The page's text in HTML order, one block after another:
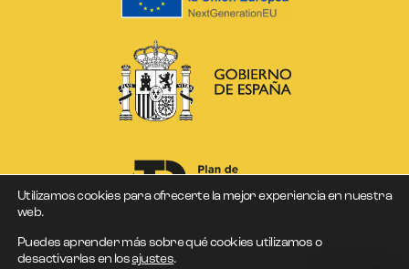
Utilizamos cookies para ofrecerte la mejor experiencia en nuestra
web.
Puedes aprender más sobre qué cookies utilizamos o
desactivarlas en losajustes.